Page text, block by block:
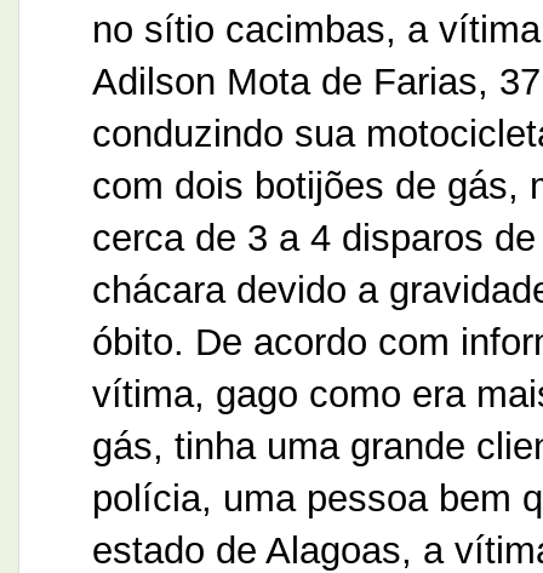
no sítio cacimbas, a
Adilson Mota de Farias,
conduzindo sua
com dois botijões de gás,
cerca de 3 a 4 disparos
chácara devido a
óbito. De acordo com
vítima, gago como era
gás, tinha uma grande
polícia, uma pessoa bem
estado de Alagoas, a